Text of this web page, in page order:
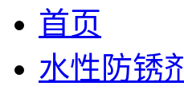
首页
水性防锈